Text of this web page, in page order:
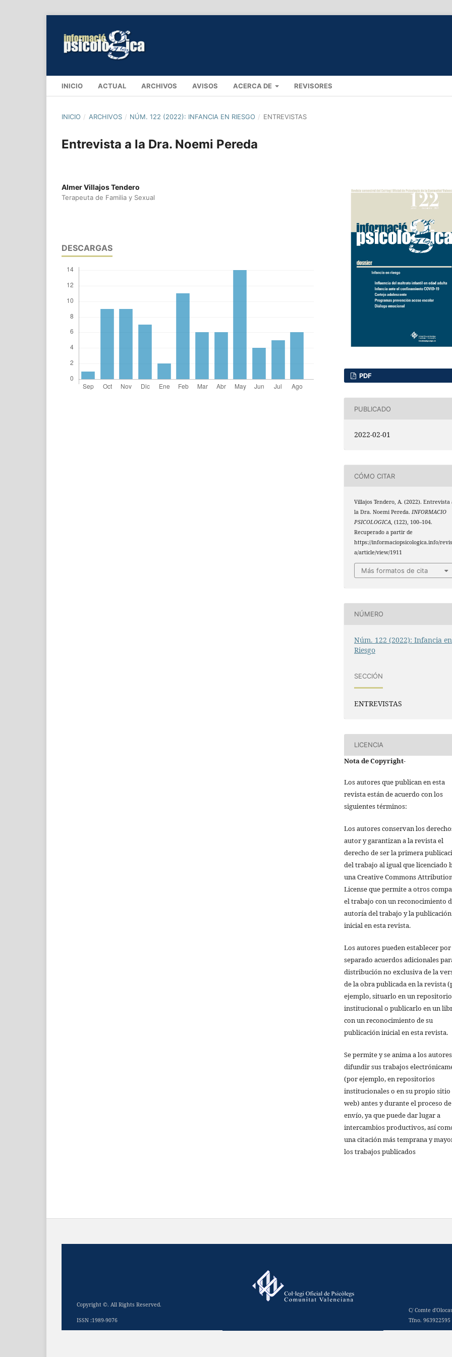
INICIO ACTUAL ARCHIVOS AVISOS ACERCA DE REVISORES
INICIO / ARCHIVOS / NÚM. 122 (2022): INFANCIA EN RIESGO / ENTREVISTAS
Entrevista a la Dra. Noemi Pereda
Almer Villajos Tendero
Terapeuta de Familia y Sexual
DESCARGAS
PDF
PUBLICADO
2022-02-01
CÓMO CITAR
Villajos Tendero, A. (2022). Entrevista
la Dra. Noemi Pereda.INFORMACIO
PSICOLOGICA, (122), 100–104.
Recuperado a partir de
https://informaciopsicologica.info/
a/article/view/1911
Más formatos de cita
NÚMERO
Núm. 122 (2022): Infancia en
Riesgo
SECCIÓN
ENTREVISTAS
LICENCIA
Nota de Copyright-
Los autores que publican en esta
revista están de acuerdo con los
siguientes términos:
Los autores conservan los
autor y garantizan a la revista el
derecho de ser la primera
del trabajo al igual que licenciado
una Creative Commons
License que permite a otros
el trabajo con un reconocimiento
autoría del trabajo y la publicación
inicial en esta revista.
Los autores pueden establecer por
separado acuerdos adicionales
distribución no exclusiva de la
de la obra publicada en la revista
ejemplo, situarlo en un repositorio
institucional o publicarlo en un
con un reconocimiento de su
publicación inicial en esta revista.
Se permite y se anima a los
difundir sus trabajos
(por ejemplo, en repositorios
institucionales o en su propio sitio
web) antes y durante el proceso de
envío, ya que puede dar lugar a
intercambios productivos, así
una citación más temprana y
los trabajos publicados
Copyright ©. All Rights Reserved.
ISSN :1989-9076
C/ Comte
Tfno. 963922595